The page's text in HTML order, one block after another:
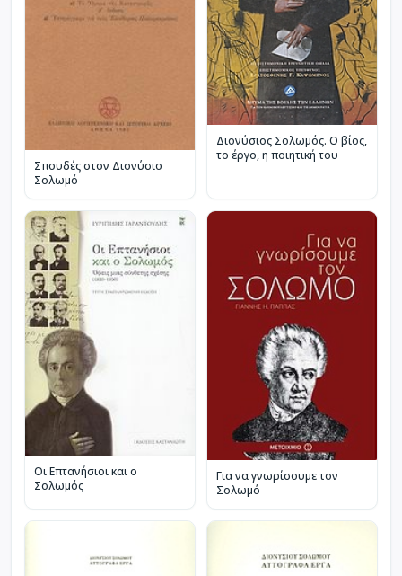
Σπουδές στον Διονύσιο
Σολωμό
Διονύσιος Σολωμός. Ο βίος,
το έργο, η ποιητική του
Οι Επτανήσιοι και ο
Σολωμός
Για να γνωρίσουμε τον
Σολωμό